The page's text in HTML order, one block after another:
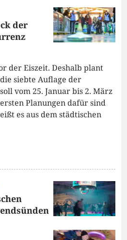
der
der Eiszeit. Deshalb plant
siebte Auflage der
vom 25. Januar bis 2. März
Planungen dafür sind
es aus dem städtischen